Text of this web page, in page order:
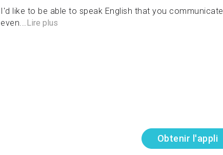
I'd like to be able to speak English that you communicate
even...Lire plus
Obtenir l'appli